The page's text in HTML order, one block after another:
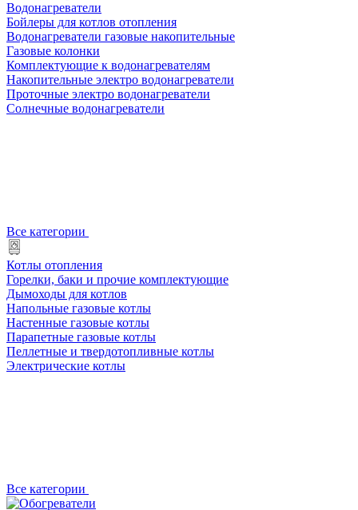
Водонагреватели
Бойлеры для котлов отопления
Водонагреватели газовые накопительные
Газовые колонки
Комплектующие к водонагревателям
Накопительные электро водонагреватели
Проточные электро водонагреватели
Солнечные водонагреватели
Все категории
Котлы отопления
Горелки, баки и прочие комплектующие
Дымоходы для котлов
Напольные газовые котлы
Настенные газовые котлы
Парапетные газовые котлы
Пеллетные и твердотопливные котлы
Электрические котлы
Все категории